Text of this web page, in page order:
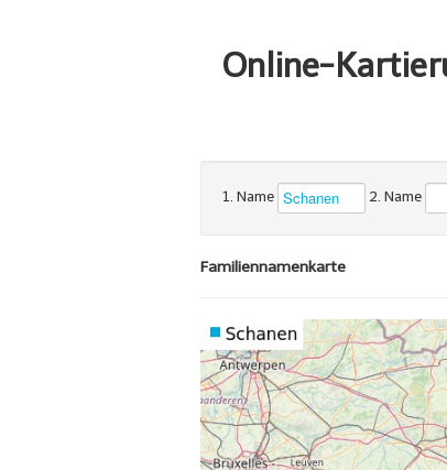
Online-
1. Name 2. Name
Familiennamenkarte